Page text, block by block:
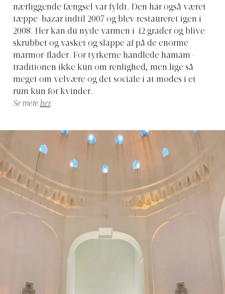
nærliggende fængsel var fyldt. Den har også været
tæppe-bazar indtil 2007 og blev restaureret igen i
2008. Her kan du nyde varmen i 42 grader og blive
skrubbet og vasket og slappe af på de enorme
marmor-flader. For tyrkerne handlede hamam-
traditionen ikke kun om renlighed, men lige så
meget om velvære og det sociale i at mødes i et
rum kun for kvinder.
Se mere her.